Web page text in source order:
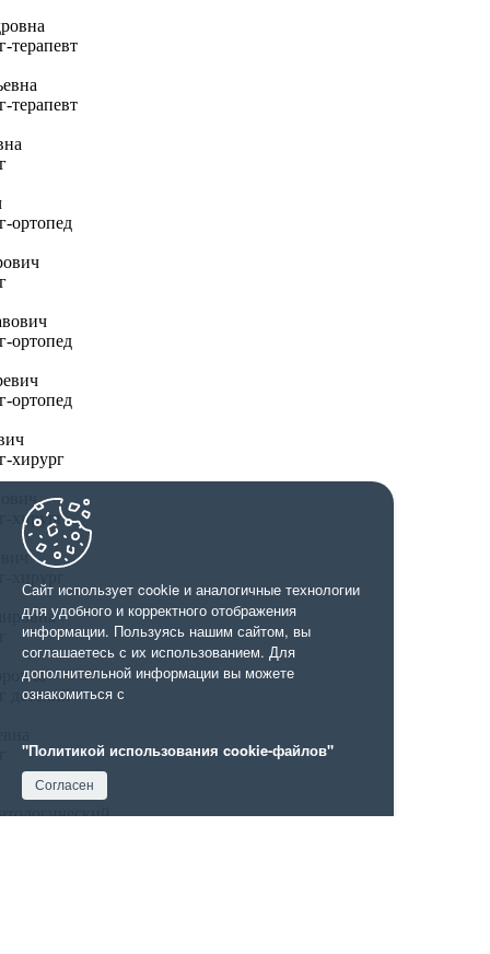
терапевт
терапевт
ортопед
ортопед
ортопед
хирург
хирург
детский
Сайт использует cookie и аналогичные технологии
для удобного и корректного отображения
информации. Пользуясь нашим сайтом, вы
соглашаетесь с их использованием. Для
дополнительной информации вы можете
ознакомиться с
"Политикой использования cookie-файлов"
Согласен